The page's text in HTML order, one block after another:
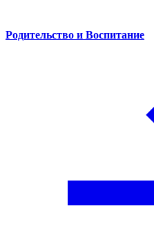
Родительство и Воспитание